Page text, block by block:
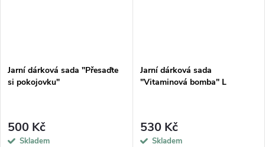
Jarní dárková sada "Přesaďte
si pokojovku"
500 Kč
Skladem
Jarní dárková sada
"Vitaminová bomba" L
530 Kč
Skladem